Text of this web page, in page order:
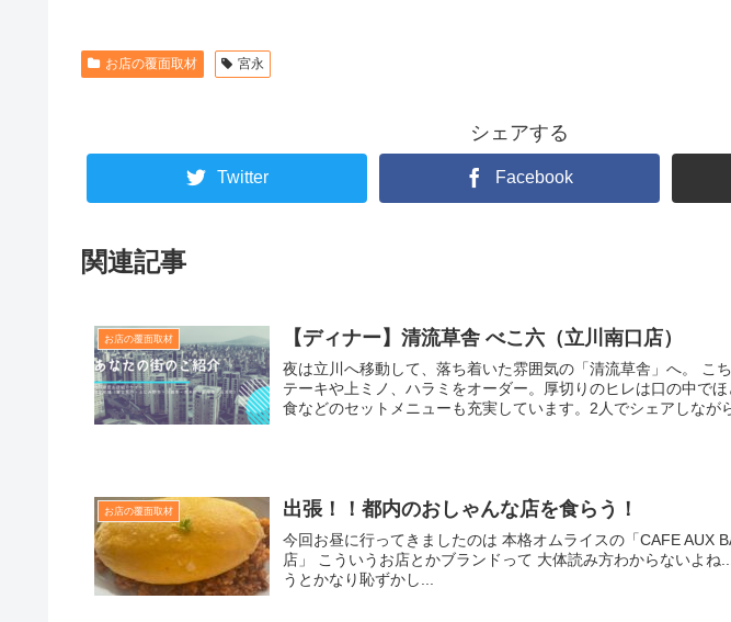
お店の覆面取材 宮永
シェアする
Twitter Facebook
関連記事
お店の覆面取材 【ディナー】清流草舎 べこ六（立川南口店）
夜は立川へ移動して、落ち着いた雰囲気の「清流草舎」へ。 こ
テーキや上ミノ、ハラミをオーダー。厚切りのヒレは口の中で
食などのセットメニューも充実しています。2人でシェアしなが
お店の覆面取材 出張！！都内のおしゃんな店を食らう！
今回お昼に行ってきましたのは 本格オムライスの「CAFE AUX
店」 こういうお店とかブランドって 大体読み方わからないよね
うとかなり恥ずかし...